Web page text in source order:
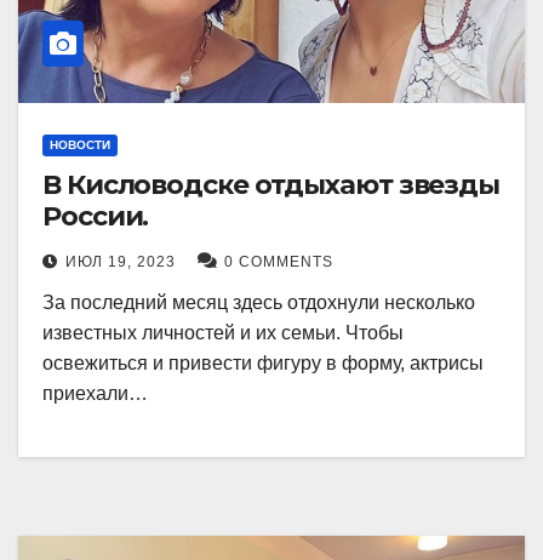
НОВОСТИ
В Кисловодске отдыхают звезды
России.
ИЮЛ 19, 2023 0 COMMENTS
За последний месяц здесь отдохнули несколько
известных личностей и их семьи. Чтобы
освежиться и привести фигуру в форму, актрисы
приехали…